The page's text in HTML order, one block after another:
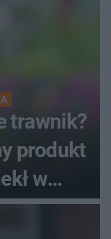
trawnik?
produkt
w